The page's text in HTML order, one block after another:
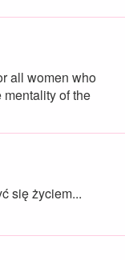
all women who
of the
się życiem...